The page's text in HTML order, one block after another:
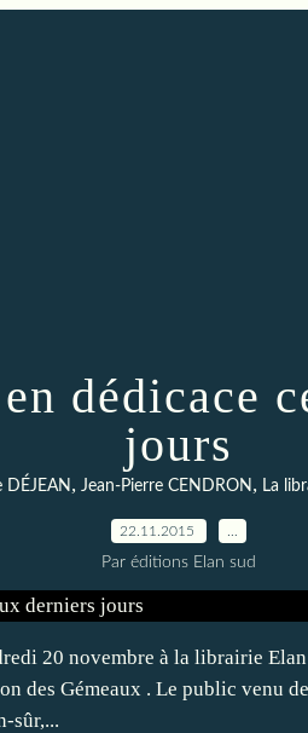
dédicace
jours
DÉJEAN , Jean-Pierre CENDRON , La
22.11.2015
Par éditions Elan sud
20 novembre à la librairie
des Gémeaux . Le public venu
sûr,...